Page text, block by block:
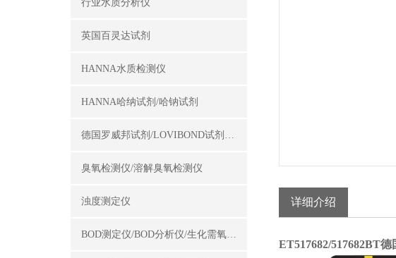
行业水质分析仪
英国百灵达试剂
HANNA水质检测仪
HANNA哈纳试剂/哈钠试剂
德国罗威邦试剂/LOVIBOND试剂/罗威邦试剂
臭氧检测仪/溶解臭氧检测仪
浊度测定仪
BOD测定仪/BOD分析仪/生化需氧量测定仪
详细介绍
ET517682/517682BT